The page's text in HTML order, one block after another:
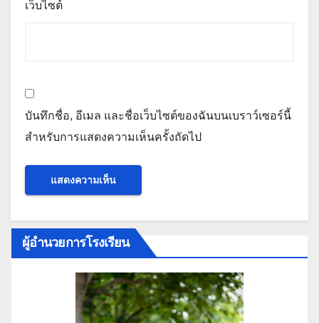
เว็บไซต์
บันทึกชื่อ, อีเมล และชื่อเว็บไซต์ของฉันบนเบราว์เซอร์นี้
สำหรับการแสดงความเห็นครั้งถัดไป
ผู้อำนวยการโรงเรียน